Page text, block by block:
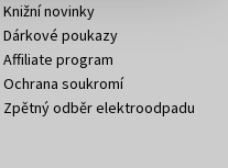
Knižní novinky
Dárkové poukazy
Affiliate program
Ochrana soukromí
Zpětný odběr elektroodpadu